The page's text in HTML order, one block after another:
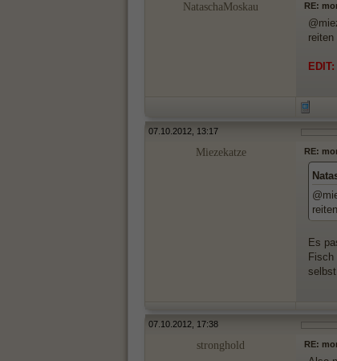
NataschaMoskau RE:
07.10.2012, 13:17
Miezekatze RE:
Es
07.10.2012, 17:38
stronghold RE: